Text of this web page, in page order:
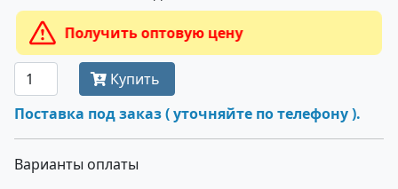
Получить оптовую цену
Купить
Поставка под заказ ( уточняйте по телефону ).
Варианты оплаты